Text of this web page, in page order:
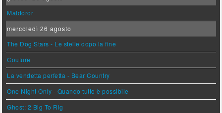
Maldoror
mercoledì 26 agosto
The Dog Stars - Le stelle dopo la fine
Couture
La vendetta perfetta - Bear Country
One Night Only - Quando tutto è possibile
Ghost: 2 Big To Rig